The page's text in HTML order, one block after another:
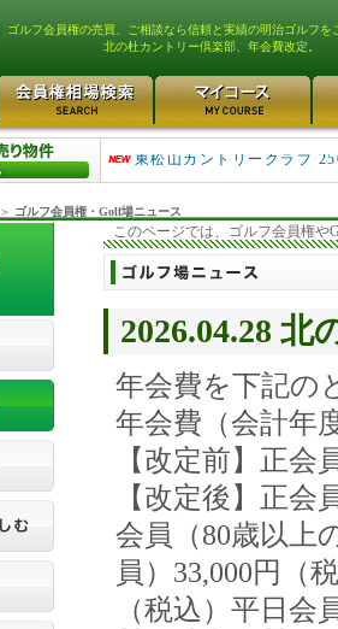
ゴルフ会員権の売買、ご相談なら信頼と実績の明治ゴルフを
北の杜カントリー倶楽部、年会費改定。
平塚富士見カントリーク
東松山カントリークラブ
＞ ゴルフ会員権・Golf場ニュース
このページでは、ゴルフ会員権や
2026.04.28
年会費を下記の
年会費（会計年
【改定前】正会
【改定後】正会
会員（80歳以上
員）33,000円（
（税込）平日会